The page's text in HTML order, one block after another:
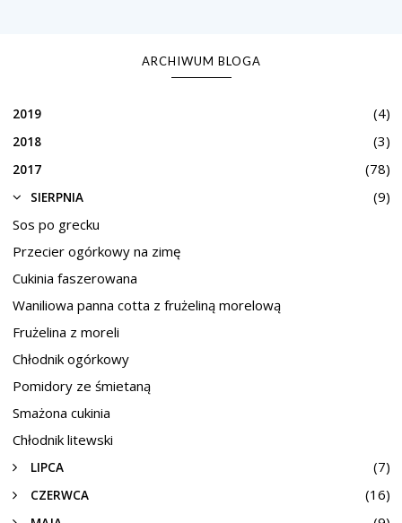
ARCHIWUM BLOGA
2019 (4)
2018 (3)
2017 (78)
SIERPNIA
(9)
Sos po grecku
Przecier ogórkowy na zimę
Cukinia faszerowana
Waniliowa panna cotta z frużeliną morelową
Frużelina z moreli
Chłodnik ogórkowy
Pomidory ze śmietaną
Smażona cukinia
Chłodnik litewski
LIPCA (7)
CZERWCA (16)